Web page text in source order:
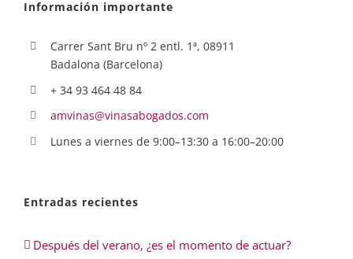
Información importante
Carrer Sant Bru nº 2 entl. 1ª, 08911
Badalona (Barcelona)
+ 34 93 464 48 84
amvinas@vinasabogados.com
Lunes a viernes de 9:00–13:30 a 16:00–20:00
Entradas recientes
Después del verano, ¿es el momento de actuar?